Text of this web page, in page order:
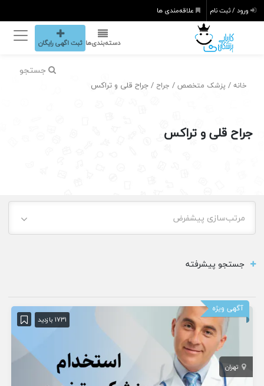
ورود / ثبت نام علاقه‌مندی ها
دسته‌بندی‌ها ثبت اگهی رایگان
جستجو
خانه / پزشک متخصص / جراح / جراح قلی و تراکس
جراح قلی و تراکس
مرتب‌سازی پیشفرض
جستجو پیشرفته
آگهی ویژه
1731 بازدید
تهران